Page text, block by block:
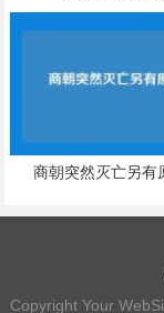
商朝突然灭亡另有
Copyright Your